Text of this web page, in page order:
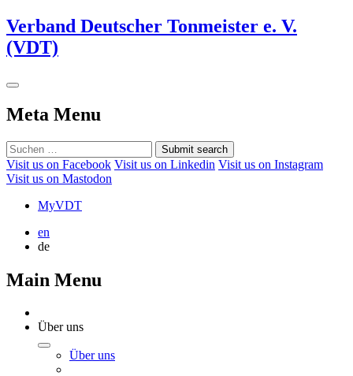
Verband Deutscher Tonmeister e. V.
(VDT)
Meta Menu
Submit search
Visit us on Facebook Visit us on Linkedin Visit us on Instagram
Visit us on Mastodon
MyVDT
en
de
Main Menu
Über uns
Über uns